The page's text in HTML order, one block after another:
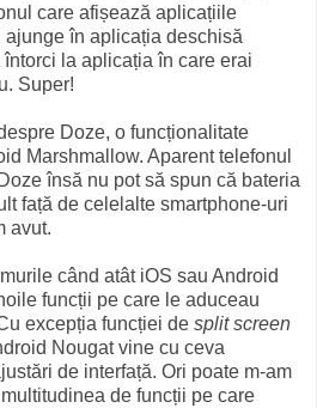
care afișează aplicațiile
ajunge în aplicația deschisă
la aplicația în care erai
Super!
Doze, o funcționalitate
Marshmallow. Aparent telefonul
însă nu pot să spun că bateria
față de celelalte smartphone-uri
avut.
când atât iOS sau Android
funcții pe care le aduceau
excepția funcției de split screen
Nougat vine cu ceva
de interfață. Ori poate m-am
de funcții pe care